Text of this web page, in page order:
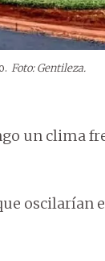
Foto: Gentileza.
un clima
oscilarían